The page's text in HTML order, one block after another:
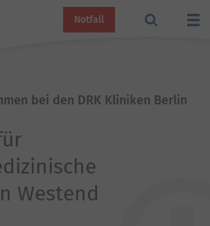
Notfall
bei den DRK Kliniken Berlin
Westend